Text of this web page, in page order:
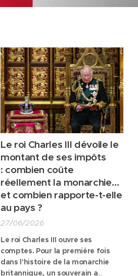
Le roi Charles III dévoile le
montant de ses impôts
: combien coûte
réellement la monarchie…
et combien rapporte-t-elle
au pays ?
27/06/2026
Le roi Charles III ouvre ses
comptes. Pour la première fois
dans l'histoire de la monarchie
britannique, un souverain a